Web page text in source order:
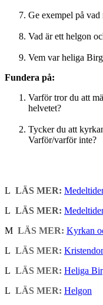
Ge exempel på
Vad är ett helgon
Vem var heliga
Fundera på:
Varför tror du att
helvetet?
Tycker du att
Varför/varför inte?
L LÄS MER:
L LÄS MER:
M LÄS MER: Kyrkan
L LÄS MER:
L LÄS MER: Heliga
L LÄS MER: Helgon